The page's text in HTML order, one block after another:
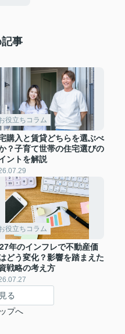
事
役立ちコラム
購入と賃貸どちらを選ぶべ
？子育て世帯の住宅選びの
ントを解説
役立ちコラム
年のインフレで不動産価
どう変化？影響を踏まえた
戦略の考え方
る
プへ